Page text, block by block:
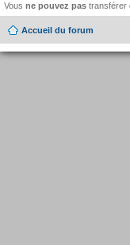
Vous ne pouvez pas transférer
Accueil du forum